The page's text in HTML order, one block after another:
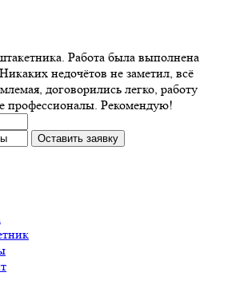
Работа была выполнена
недочётов не заметил, всё
договорились легко, работу
профессионалы. Рекомендую!